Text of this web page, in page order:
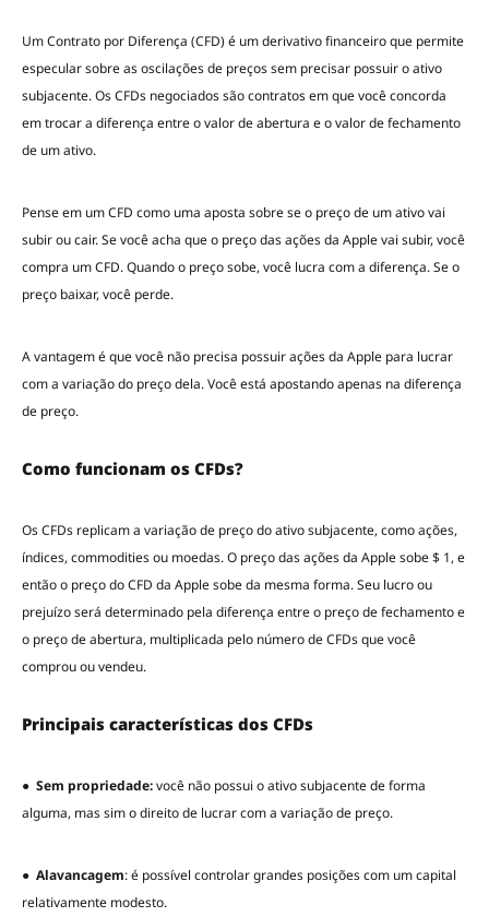
Um Contrato por Diferença (CFD) é um derivativo financeiro que permite
especular sobre as oscilações de preços sem precisar possuir o ativo
subjacente. Os CFDs negociados são contratos em que você concorda
em trocar a diferença entre o valor de abertura e o valor de fechamento
de um ativo.
Pense em um CFD como uma aposta sobre se o preço de um ativo vai
subir ou cair. Se você acha que o preço das ações da Apple vai subir, você
compra um CFD. Quando o preço sobe, você lucra com a diferença. Se o
preço baixar, você perde.
A vantagem é que você não precisa possuir ações da Apple para lucrar
com a variação do preço dela. Você está apostando apenas na diferença
de preço.
Como funcionam os CFDs?
Os CFDs replicam a variação de preço do ativo subjacente, como ações,
índices, commodities ou moedas. O preço das ações da Apple sobe $ 1, e
então o preço do CFD da Apple sobe da mesma forma. Seu lucro ou
prejuízo será determinado pela diferença entre o preço de fechamento e
o preço de abertura, multiplicada pelo número de CFDs que você
comprou ou vendeu.
Principais características dos CFDs
● Sem propriedade:você não possui o ativo subjacente de forma
alguma, mas sim o direito de lucrar com a variação de preço.
● Alavancagem: é possível controlar grandes posições com um capital
relativamente modesto.